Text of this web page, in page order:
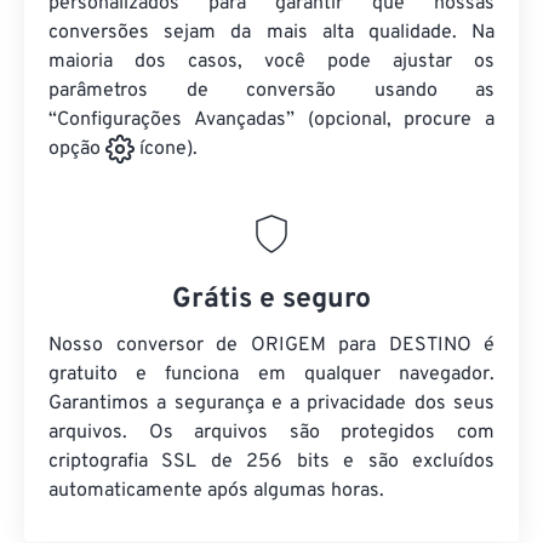
conversões sejam da mais alta qualidade. Na
maioria dos casos, você pode ajustar os
parâmetros de conversão usando as
“Configurações Avançadas” (opcional, procure a
opção
ícone).
Grátis e seguro
Nosso conversor de ORIGEM para DESTINO é
gratuito e funciona em qualquer navegador.
Garantimos a segurança e a privacidade dos seus
arquivos. Os arquivos são protegidos com
criptografia SSL de 256 bits e são excluídos
automaticamente após algumas horas.